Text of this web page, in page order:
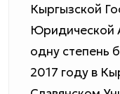
Кыргызской
Юридической
одну степень
2017 году в